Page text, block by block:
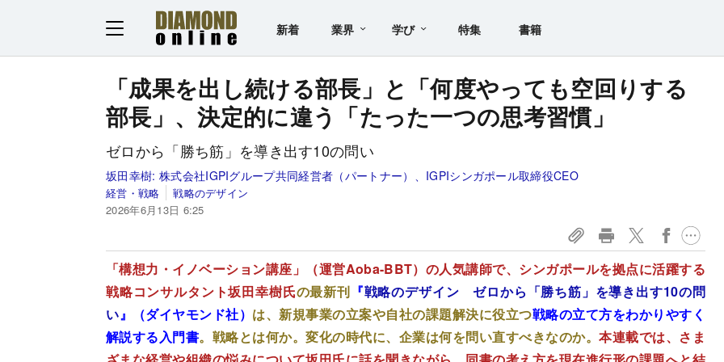
新着 業界 学び 特集 書籍
「成果を出し続ける部長」と「何度やっても空回りする
部長」、決定的に違う「たった一つの思考習慣」
ゼロから「勝ち筋」を導き出す10の問い
坂田幸樹: 株式会社IGPIグループ共同経営者（パートナー）、IGPIシンガポール取締役CEO
経営・戦略
戦略のデザイン
2026年6月13日 6:25
「構想力・イノベーション講座」（運営Aoba-BBT）の人気講師で、シンガポールを拠点に活躍する
戦略コンサルタント坂田幸樹氏の最新刊 『戦略のデザイン ゼロから「勝ち筋」を導き出す10の問
い 』（ダイヤモンド社） は、新規事業の立案や自社の課題解決に役立つ戦略の立て方をわかりやすく
解説する入門書。戦略とは何か。変化の時代に、企業は何を問い直すべきなのか。本連載では、さま